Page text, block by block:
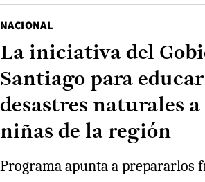
NACIONAL
La iniciativa del
Santiago para
desastres naturales
niñas de la región
Programa apunta a prepararlos